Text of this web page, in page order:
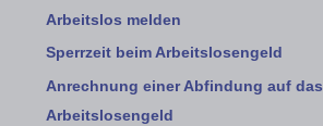
Arbeitslos melden
Sperrzeit beim Arbeitslosengeld
Anrechnung einer Abfindung auf das
Arbeitslosengeld